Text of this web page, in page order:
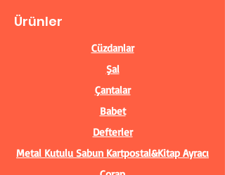
Ürünler
Cüzdanlar
Şal
Çantalar
Babet
Defterler
Metal Kutulu Sabun Kartpostal&Kitap Ayracı